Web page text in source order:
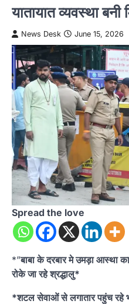
यातायात व्यवस्था बनी
News Desk June 15, 2026
Spread the love
*”बाबा के दरबार मे उमड़ा आस्था
रोके जा रहे श्रद्धालु*
*शटल सेवाओं से लगातार पहुंच रहे